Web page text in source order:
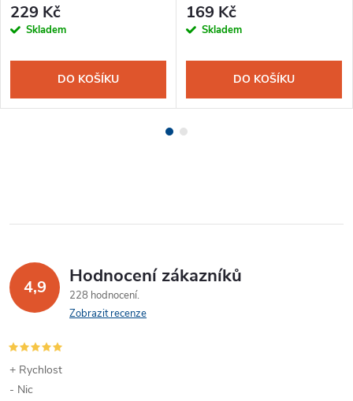
229 Kč
Skladem
DO KOŠÍKU
169 Kč
Skladem
DO KOŠÍKU
4,9 Hodnocení zákazníků
228 hodnocení
Zobrazit recenze
+ Rychlost
- Nic